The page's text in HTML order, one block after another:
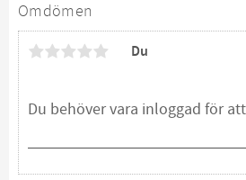
Omdömen
Du